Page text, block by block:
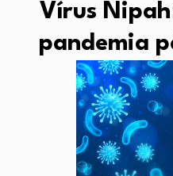
Vírus
pandemia